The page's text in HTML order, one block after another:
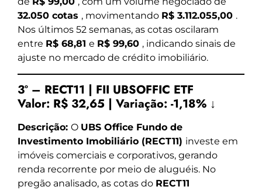
32.050 cotas , movimentando R$ 3.112.055,00 .
Nos últimos 52 semanas, as cotas oscilaram
entre R$ 68,81 e R$ 99,60 , indicando sinais de
ajuste no mercado de crédito imobiliário.
3º – RECT11 | FII UBSOFFIC ETF
Valor: R$ 32,65 | Variação: -1,18% ↓
Descrição: O UBS Office Fundo de
Investimento Imobiliário (RECT11) investe em
imóveis comerciais e corporativos, gerando
renda recorrente por meio de aluguéis. No
pregão analisado, as cotas do RECT11